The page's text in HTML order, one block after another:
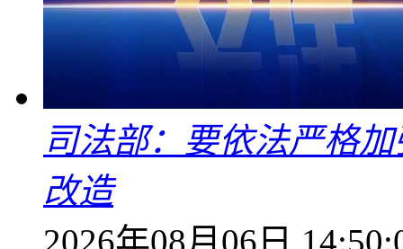
司法部：要依法严格
改造
2026年08月06日